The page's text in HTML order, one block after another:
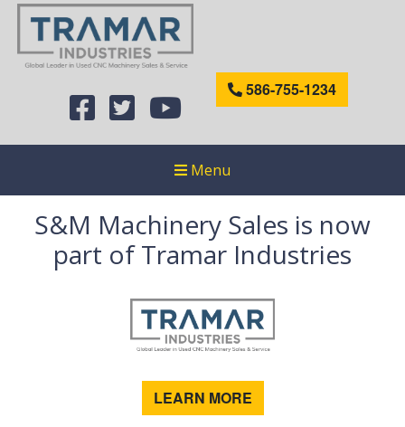
586-755-1234
Menu
S&M Machinery Sales is now
part of Tramar Industries
LEARN MORE